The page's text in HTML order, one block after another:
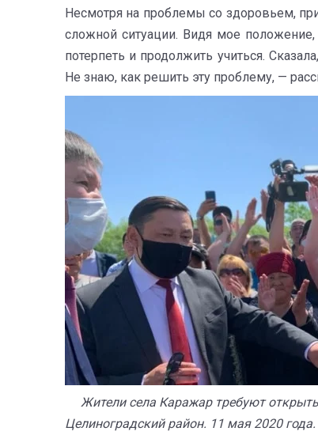
Несмотря на проблемы со здоровьем,
сложной ситуации. Видя мое
потерпеть и продолжить учиться.
Не знаю, как решить эту проблему, —
Жители села Каражар требуют открыть
Целиноградский район. 11 мая 2020 года.